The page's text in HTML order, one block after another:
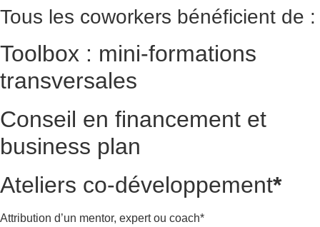
Tous les coworkers bénéficient de :
Toolbox : mini-formations
transversales
Conseil en financement et
business plan
Ateliers co-développement*
Attribution d’un mentor, expert ou coach*